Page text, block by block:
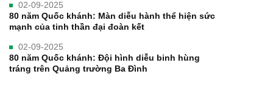
02-09-2025
80 năm Quốc khánh: Màn diễu hành thể hiện sức
mạnh của tinh thần đại đoàn kết
02-09-2025
80 năm Quốc khánh: Đội hình diễu binh hùng
tráng trên Quảng trường Ba Đình